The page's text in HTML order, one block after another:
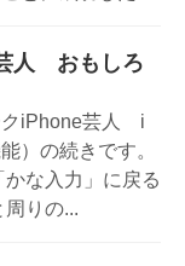
人 おもしろ
クiPhone芸人 i
）の続きです。
な入力」に戻る
りの...